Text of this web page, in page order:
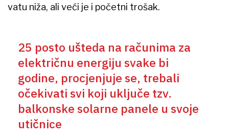
vatu niža, ali veći je i početni trošak.
25 posto ušteda na računima za
električnu energiju svake bi
godine, procjenjuje se, trebali
očekivati svi koji uključe tzv.
balkonske solarne panele u svoje
utičnice